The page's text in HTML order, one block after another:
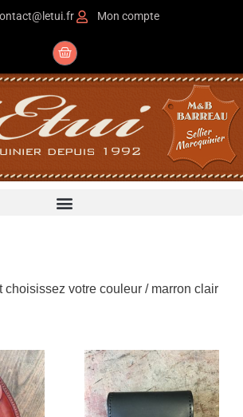
Mon compte
choisissez votre couleur / marron clair